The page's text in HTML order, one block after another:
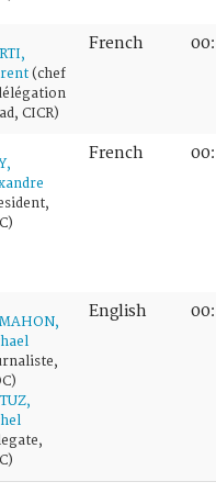
(chef
CICR)
French
French
English